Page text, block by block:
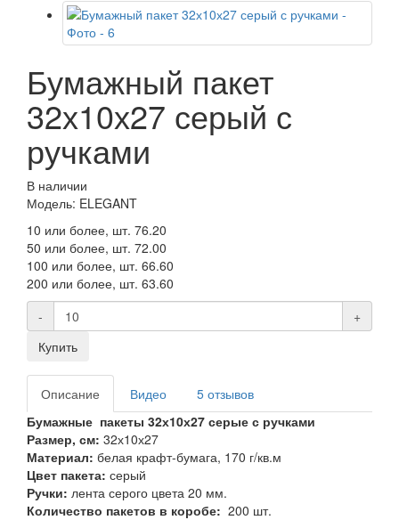
Бумажный пакет
32х10х27 серый с
ручками
В наличии
Модель: ELEGANT
10 или более, шт. 76.20
50 или более, шт. 72.00
100 или более, шт. 66.60
200 или более, шт. 63.60
-
+
Купить
Описание Видео
5 отзывов
Бумажные пакеты 32х10х27 серые с ручками
Размер, см: 32х10х27
Материал: белая крафт-бумага, 170 г/кв.м
Цвет пакета: серый
Ручки: лента серого цвета 20 мм.
Количество пакетов в коробе: 200 шт.